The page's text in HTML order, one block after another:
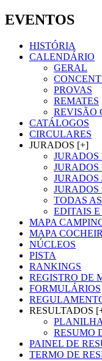
EVENTOS
HISTÓRIA
CALENDÁRIO
GERAL
PROVAS
REMATES
REVISÃO
CATÁLOGOS
CIRCULARES
JURADOS [+]
JURADOS
JURADOS
JURADOS
TODAS
EDITAIS
MAPA
MAPA
NÚCLEOS
PISTA
RANKINGS
REGISTRO DE
FORMULÁRIOS
RESULTADOS
RESUMO
PAINEL DE
TERMO DE